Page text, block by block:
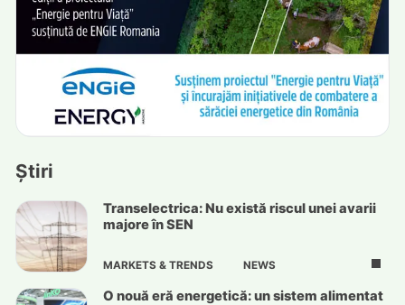
Știri
Transelectrica: Nu există riscul unei avarii
majore în SEN
MARKETS & TRENDS NEWS
O nouă eră energetică: un sistem alimentat